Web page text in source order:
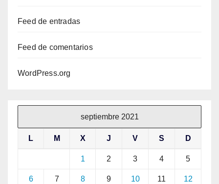
Feed de entradas
Feed de comentarios
WordPress.org
septiembre 2021
L M X J V S D
1 2 3 4 5
6 7 8 9 10 11 12